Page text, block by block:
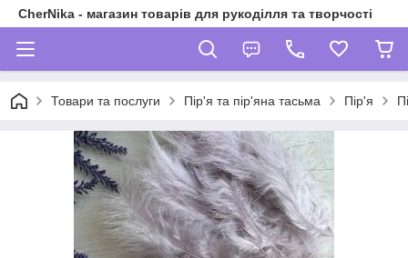
CherNika - магазин товарів для рукоділля та творчості
Товари та послуги Пір'я та пір'яна тасьма Пір'я